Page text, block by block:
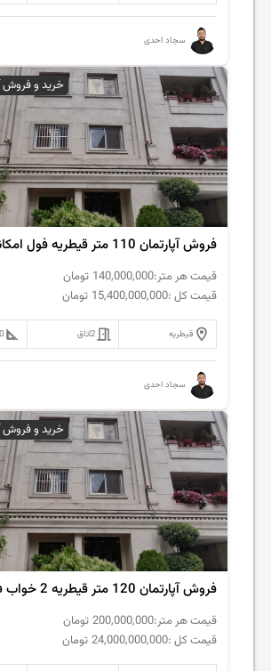
سجاد احدی
خرید و فروش
فروش آپارتمان 110 متر قیطریه فول امکانات
قیمت هر متر:140,000,000 تومان
قیمت کل :15,400,000,000 تومان
قیطریه 2اتاق
سجاد احدی
خرید و فروش
فروش آپارتمان 120 متر قیطریه 2 خواب فول امکانات
قیمت هر متر:200,000,000 تومان
قیمت کل :24,000,000,000 تومان